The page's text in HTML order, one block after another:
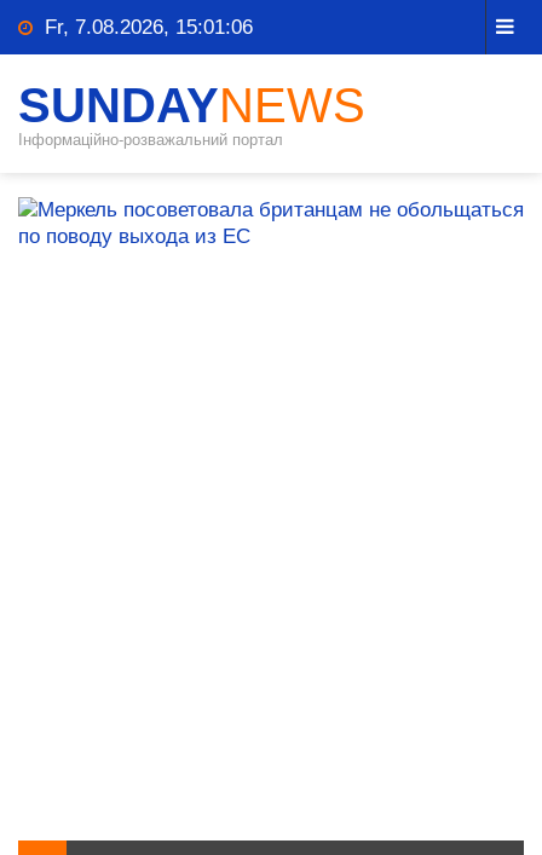
Fr, 7.08.2026, 15:01:06
SUNDAYNEWS
Інформаційно-розважальний портал